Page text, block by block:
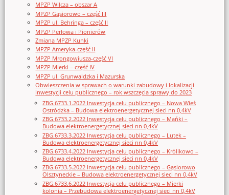
MPZP Wilcza – obszar A
MPZP Gąsiorowo – część III
MPZP ul. Behringa – część II
MPZP Perłowa i Pionierów
Zmiana MPZP Kunki
MPZP Ameryka-część II
MPZP Mrongowiusza-część VI
MPZP Mierki – część IV
MPZP ul. Grunwaldzka i Mazurska
Obwieszczenia w sprawach o warunki zabudowy i lokalizacji
inwestycji celu publicznego – rok wszczęcia sprawy do 2023
ZBG.6733.1.2022 Inwestycja celu publicznego – Nowa Wieś
Ostródzka – Budowa elektroenergetycznej sieci nn 0,4kV
ZBG.6733.2.2022 Inwestycja celu publicznego – Mańki –
Budowa elektroenergetycznej sieci nn 0,4kV
ZBG.6733.3.2022 Inwestycja celu publicznego – Lutek –
Budowa elektroenergetycznej sieci nn 0,4kV
ZBG.6733.4.2022 Inwestycja celu publicznego – Królikowo –
Budowa elektroenergetycznej sieci nn 0,4kV
ZBG.6733.5.2022 Inwestycja celu publicznego – Gąsiorowo
Olsztyneckie – Budowa elektroenergetycznej sieci nn 0,4kV
ZBG.6733.6.2022 Inwestycja celu publicznego – Mierki
kolonia – Przebudowa elektroenergetycznej sieci nn 0,4kV